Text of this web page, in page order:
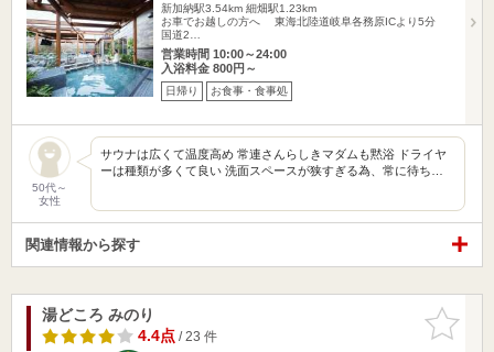
新加納駅3.54km 細畑駅1.23km
お車でお越しの方へ 東海北陸道岐阜各務原ICより5分
国道2…
営業時間 10:00～24:00
入浴料金 800円～
日帰り お食事・食事処
50代～
女性
サウナは広くて温度高め 常連さんらしきマダムも黙浴 ドライヤ
ーは種類が多くて良い 洗面スペースが狭すぎる為、常に待ち…
関連情報から探す
お気に入
りに追加
湯どころ みのり
4.4点/ 23 件